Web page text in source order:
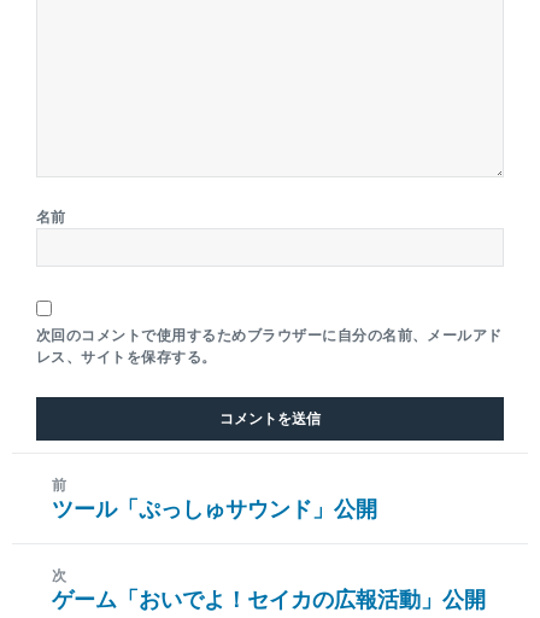
名前
次回のコメントで使用するためブラウザーに自分の名前、メールアド
レス、サイトを保存する。
前
前
投
稿:
ツール「ぷっしゅサウンド」公開
次
次
ゲーム「おいでよ！セイカの広報活動」公開